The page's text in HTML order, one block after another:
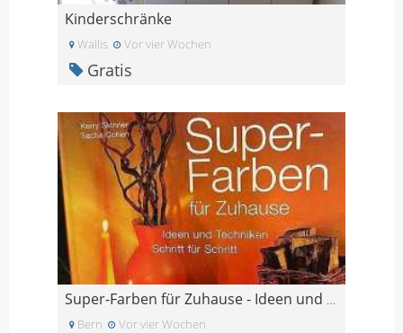
Kinderschränke
Wallis Vor vier Wochen
Gratis
Super-Farben für Zuhause - Ideen und Techniken
Bern Vor vier Wochen